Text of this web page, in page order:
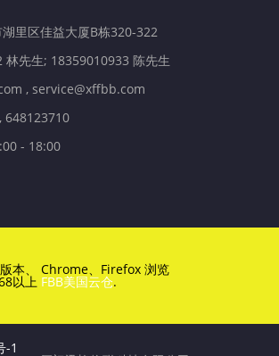
里区佳益大厦B栋320-322
林先生; 18359010933 陈先生
, service@xffbb.com
648123710
- 18:00
本、 Chrome、Firefox 浏览
以上 FBB美国云仓.
-1